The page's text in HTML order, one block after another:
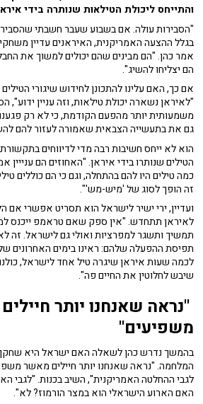
והתייחס ליכולת הטילאות שנותרה בידי
"הסבירות עולה. אם בשבוע שעבר חשבתי
בגלל ההצעה האמריקנית, האיראנים עדיין
אמר כהן. "הם מבינים שהם יכולים למשוך את
הם יצליחו להשיג".
אם כך, האם עלינו להתכונן לחידוש שיגורי
"לאיראן נשארה יכולת טילאות, וזה עניין ידוע",
משמעותית יותר מהפעם הקודמת, כי לא רק
גם את בתעשייה הצבאית שאמורה לעזור להם
הוא לא ייחס חשיבות רבה מדי לדיווחים
הטילים שנותרו בידי איראן. "האחוזים הם
כמה טילים היו להם בהתחלה, וגם כי הם כוללים
זה הופך לסוג של 'מיש-מש'".
ועדיין, ירי ישיר לישראל הוא תסריט אפשרי אם
לאיראן תתחדש. "אין ספק שאם טראמפ ייכנס
תמשיך ותשגר למפרציות ואולי גם לישראל. זה
תפיסת ההפעלה שלהם: ראינו בימים האחרונים
לכמה שעות איראן שיגרה טיל אחד לישראל,
שיבש לחלוטין את החיים פה".
"נראה שאנחנו יותר
משפיעים"
בהמשך נדרש כהן לשאלה האם ישראל היא
המלחמה. "נראה שאנחנו יותר חיילים מאשר
לגבי ההחלטה האמריקנית", השיב בכנות. "לגבי
האם הארוע הישראלי הוא במצר הורמוז? לא".